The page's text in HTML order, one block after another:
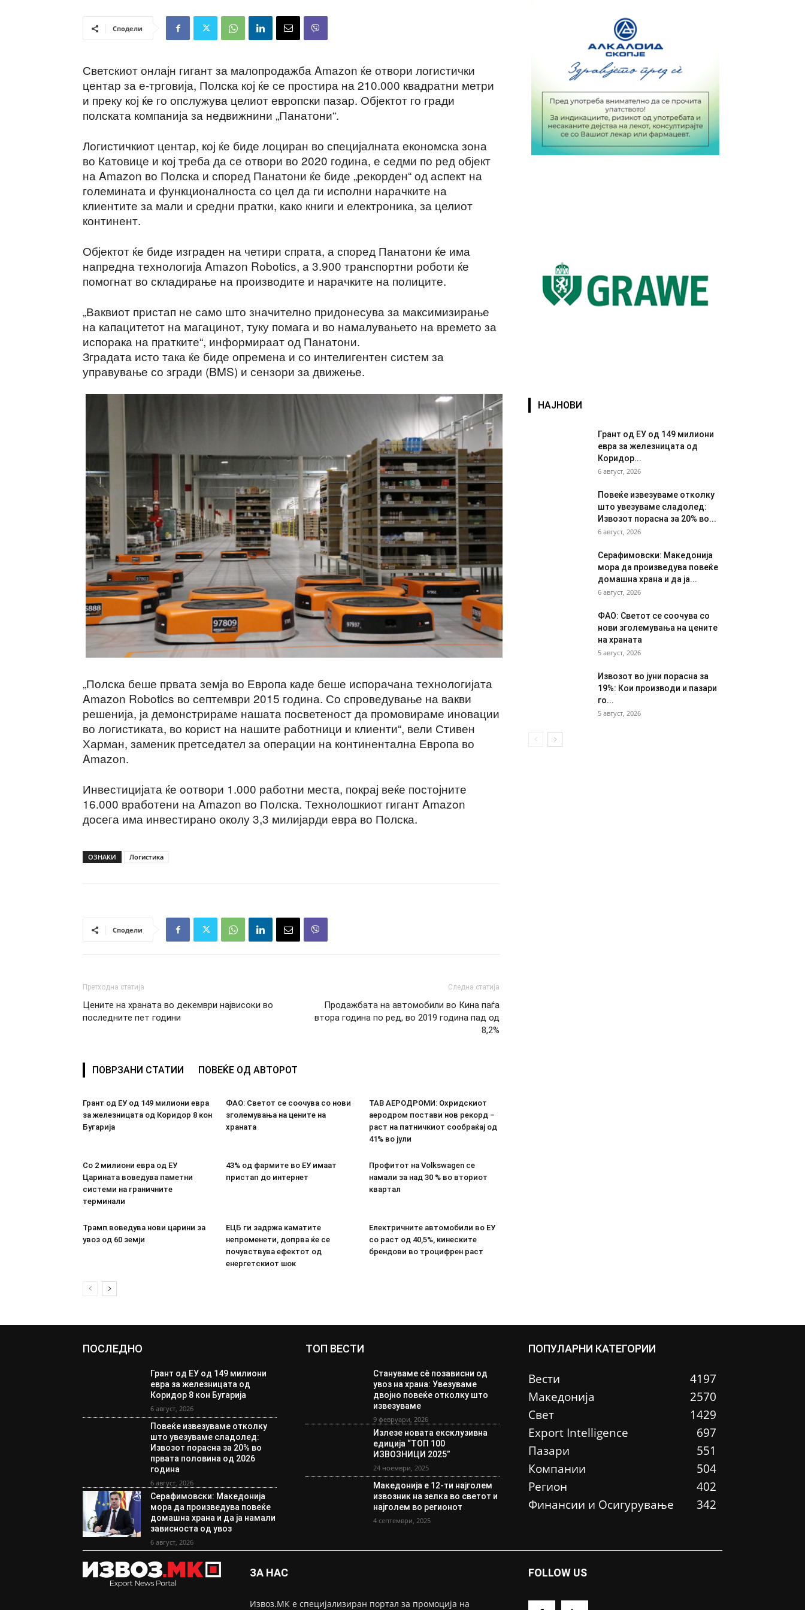
Сподели
Светскиот онлајн гигант за малопродажба Amazon ќе отвори логистички
центар за е-трговија, Полска кој ќе се простира на 210.000 квадратни метри
и преку кој ќе го опслужува целиот европски пазар. Објектот го гради
полската компанија за недвижнини „Панатони“.
Логистичкиот центар, кој ќе биде лоциран во специјалната економска зона
во Катовице и кој треба да се отвори во 2020 година, е седми по ред објект
на Amazon во Полска и според Панатони ќе биде „рекорден“ од аспект на
големината и функционалноста со цел да ги исполни нарачките на
клиентите за мали и средни пратки, како книги и електроника, за целиот
континент.
Објектот ќе биде изграден на четири спрата, а според Панатони ќе има
напредна технологија Amazon Robotics, a 3.900 транспортни роботи ќе
помогнат во складирање на производите и нарачките на полиците.
„Ваквиот пристап не само што значително придонесува за максимизирање
на капацитетот на магацинот, туку помага и во намалувањето на времето за
испорака на пратките“, информираат од Панатони.
Зградата исто така ќе биде опремена и со интелигентен систем за
управување со згради (BMS) и сензори за движење.
„Полска беше првата земја во Европа каде беше испорачана технологијата
Amazon Robotics во септември 2015 година. Со спроведување на вакви
решенија, ја демонстрираме нашата посветеност да промовираме иновации
во логистиката, во корист на нашите работници и клиенти“, вели Стивен
Харман, заменик претседател за операции на континентална Европа во
Amazon.
Инвестицијата ќе oотвори 1.000 работни места, покрај веќе постојните
16.000 вработени на Amazon во Полска. Технолошкиот гигант Amazon
досега има инвестирано околу 3,3 милијарди евра во Полска.
ОЗНАКИ Логистика
Сподели
Претходна статија
Цените на храната во декември највисоки во
последните пет години
Следна статија
Продажбата на автомобили во Кина паѓа
втора година по ред, во 2019 година пад од
8,2%
ПОВРЗАНИ СТАТИИ ПОВЕЌЕ ОД АВТОРОТ
Грант од ЕУ од 149 милиони евра
за железницата од Коридор 8 кон
Бугарија
ФАО: Светот се соочува со нови
зголемувања на цените на
храната
ТАВ АЕРОДРОМИ: Охридскиот
аеродром постави нов рекорд –
раст на патничкиот сообраќај од
41% во јули
Со 2 милиони евра од ЕУ
Царината воведува паметни
системи на граничните
терминали
43% од фармите во ЕУ имаат
пристап до интернет
Профитот на Volkswagen се
намали за над 30 % во вториот
квартал
Трамп воведува нови царини за
увоз од 60 земји
ЕЦБ ги задржа каматите
непроменети, допрва ќе се
почувствува ефектот од
енергетскиот шок
Електричните автомобили во ЕУ
со раст од 40,5%, кинеските
брендови во троцифрен раст
НАЈНОВИ
Грант од ЕУ од 149 милиони
евра за железницата од
Коридор...
6 август, 2026
Повеќе извезуваме отколку
што увезуваме сладолед:
Извозот порасна за 20% во...
6 август, 2026
Серафимовски: Македонија
мора да произведува повеќе
домашна храна и да ја...
6 август, 2026
ФАО: Светот се соочува со
нови зголемувања на цените
на храната
5 август, 2026
Извозот во јуни порасна за
19%: Кои производи и пазари
го...
5 август, 2026
ПОСЛЕДНО
Грант од ЕУ од 149 милиони
евра за железницата од
Коридор 8 кон Бугарија
6 август, 2026
Повеќе извезуваме отколку
што увезуваме сладолед:
Извозот порасна за 20% во
првата половина од 2026
година
6 август, 2026
Серафимовски: Македонија
мора да произведува повеќе
домашна храна и да ја намали
зависноста од увоз
6 август, 2026
ТОП ВЕСТИ
Стануваме сè позависни од
увоз на храна: Увезуваме
двојно повеќе отколку што
извезуваме
9 февруари, 2026
Излезе новата ексклузивна
едиција “ТОП 100
ИЗВОЗНИЦИ 2025”
24 ноември, 2025
Македонија е 12-ти најголем
извозник на зелка во светот и
најголем во регионот
4 септември, 2025
ПОПУЛАРНИ КАТЕГОРИИ
Вести
4197
Македонија
2570
Свет
1429
Еxport Intelligence
697
Пазари
551
Компании
504
Регион
402
Финансии и Осигурување
342
ЗА НАС
Извоз.МК е специјализиран портал за промоција на
FOLLOW US